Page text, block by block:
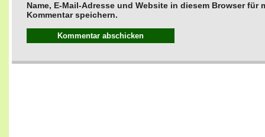
Name, E-Mail-Adresse und Website in diesem Browser für
Kommentar speichern.